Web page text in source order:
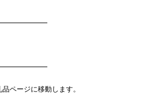
ページに移動します。